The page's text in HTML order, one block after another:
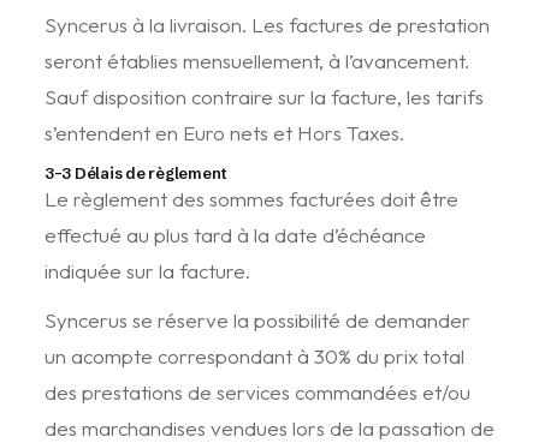
Syncerus à la livraison. Les factures de prestation
seront établies mensuellement, à l’avancement.
Sauf disposition contraire sur la facture, les tarifs
s’entendent en Euro nets et Hors Taxes.
3-3 Délais de règlement
Le règlement des sommes facturées doit être
effectué au plus tard à la date d’échéance
indiquée sur la facture.
Syncerus se réserve la possibilité de demander
un acompte correspondant à 30% du prix total
des prestations de services commandées et/ou
des marchandises vendues lors de la passation de